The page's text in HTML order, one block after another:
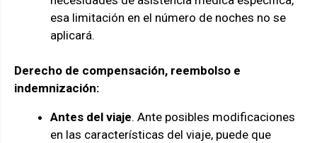
esa limitación en el número de noches no se
aplicará.
Derecho de compensación, reembolso e
indemnización:
Antes del viaje. Ante posibles modificaciones
en las características del viaje, puede que